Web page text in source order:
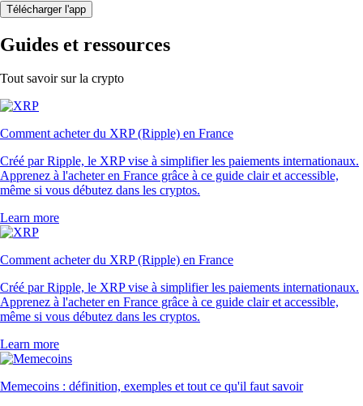
Télécharger l'app
Guides et ressources
Tout savoir sur la crypto
Comment acheter du XRP (Ripple) en France
Créé par Ripple, le XRP vise à simplifier les paiements internationaux.
Apprenez à l'acheter en France grâce à ce guide clair et accessible,
même si vous débutez dans les cryptos.
Learn more
Comment acheter du XRP (Ripple) en France
Créé par Ripple, le XRP vise à simplifier les paiements internationaux.
Apprenez à l'acheter en France grâce à ce guide clair et accessible,
même si vous débutez dans les cryptos.
Learn more
Memecoins : définition, exemples et tout ce qu'il faut savoir